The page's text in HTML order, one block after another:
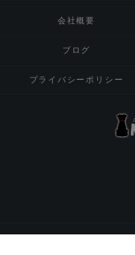
会社概要
ブログ
プライバシーポリシー